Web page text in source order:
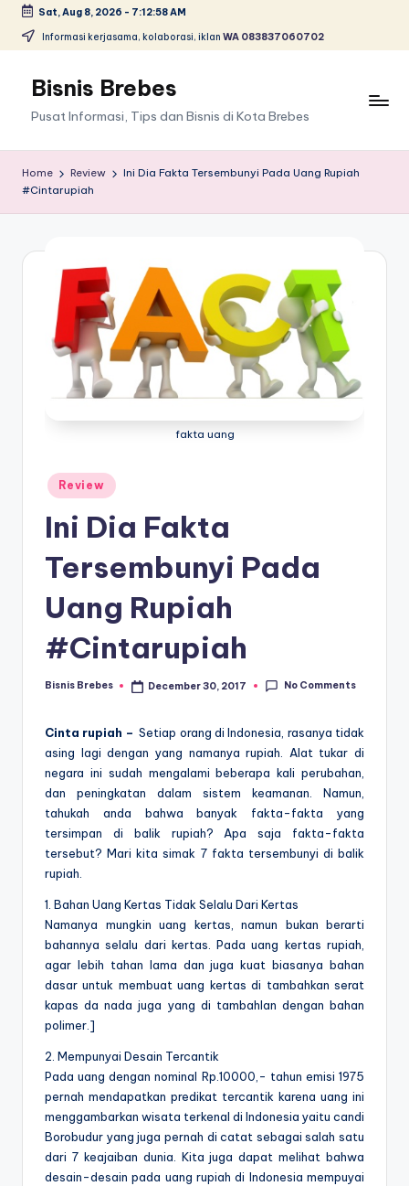
Skip
content
Sat, Aug 8, 2026 - 7:12:59 AM
Informasi kerjasama, kolaborasi, iklan WA 083837060702
Bisnis Brebes
Pusat Informasi, Tips dan Bisnis di Kota Brebes
Home Review
Ini Dia Fakta Tersembunyi Pada Uang Rupiah
#Cintarupiah
fakta uang
Posted
in
Review
Ini Dia Fakta
Tersembunyi Pada
Uang Rupiah
#Cintarupiah
Posted
Bisnis Brebes December 30, 2017 No Comments
Cinta rupiah – Setiap orang di Indonesia, rasanya tidak
asing lagi dengan yang namanya rupiah. Alat tukar di
negara ini sudah mengalami beberapa kali perubahan,
dan peningkatan dalam sistem keamanan. Namun,
tahukah anda bahwa banyak fakta-fakta yang
tersimpan di balik rupiah? Apa saja fakta-fakta
tersebut? Mari kita simak 7 fakta tersembunyi di balik
rupiah.
1. Bahan Uang Kertas Tidak Selalu Dari Kertas
Namanya mungkin uang kertas, namun bukan berarti
bahannya selalu dari kertas. Pada uang kertas rupiah,
agar lebih tahan lama dan juga kuat biasanya bahan
dasar untuk membuat uang kertas di tambahkan serat
kapas da nada juga yang di tambahlan dengan bahan
polimer.]
2. Mempunyai Desain Tercantik
Pada uang dengan nominal Rp.10000,- tahun emisi 1975
pernah mendapatkan predikat tercantik karena uang ini
menggambarkan wisata terkenal di Indonesia yaitu candi
Borobudur yang juga pernah di catat sebagai salah satu
dari 7 keajaiban dunia. Kita juga dapat melihat bahwa
desain-desain pada uang rupiah di Indonesia mempuyai